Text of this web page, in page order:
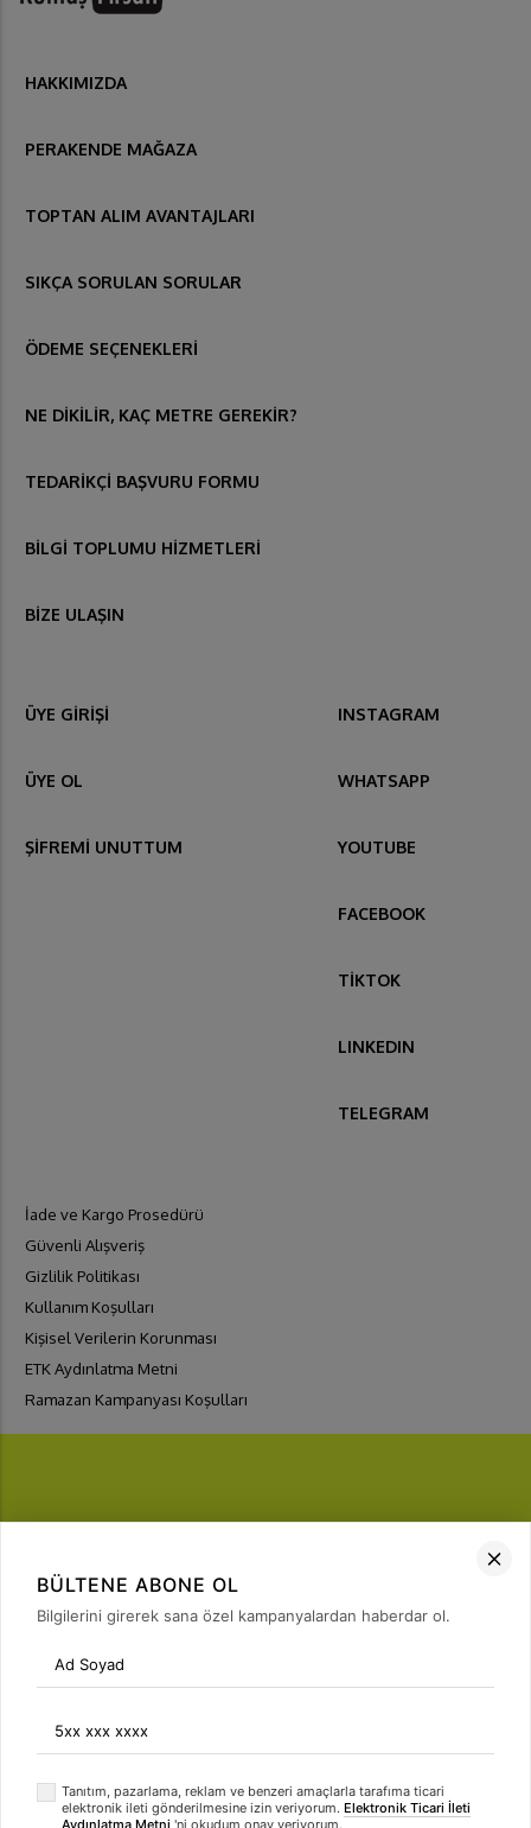
HAKKIMIZDA
PERAKENDE MAĞAZA
TOPTAN ALIM AVANTAJLARI
SIKÇA SORULAN SORULAR
ÖDEME SEÇENEKLERİ
NE DİKİLİR, KAÇ METRE GEREKİR?
TEDARİKÇİ BAŞVURU FORMU
BİLGİ TOPLUMU HİZMETLERİ
BİZE ULAŞIN
ÜYE GİRİŞİ
ÜYE OL
ŞİFREMİ UNUTTUM
INSTAGRAM
WHATSAPP
YOUTUBE
FACEBOOK
TİKTOK
LINKEDIN
TELEGRAM
İade ve Kargo Prosedürü
Güvenli Alışveriş
Gizlilik Politikası
Kullanım Koşulları
Kişisel Verilerin Korunması
ETK Aydınlatma Metni
Ramazan Kampanyası Koşulları
FIRSATLARI YAKALA
Bülten Üyeliği
arrow_forward
BÜLTENE ABONE OL
Bilgilerini girerek sana özel kampanyalardan haberdar ol.
Tanıtım, pazarlama, reklam ve benzeri amaçlarla tarafıma ticari
elektronik ileti gönderilmesine izin veriyorum. Elektronik Ticari İleti
Aydınlatma Metni 'ni okudum onay veriyorum.